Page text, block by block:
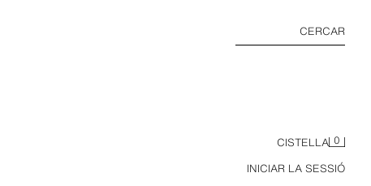
CERCAR
CISTELLA 0
INICIAR LA SESSIÓ